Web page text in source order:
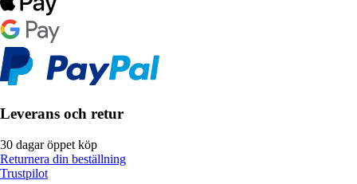
Leverans och retur
30 dagar öppet köp
Returnera din beställning
Trustpilot